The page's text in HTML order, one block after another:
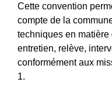
Cette convention
compte de la
techniques en matière
entretien, relève,
conformément aux
1.